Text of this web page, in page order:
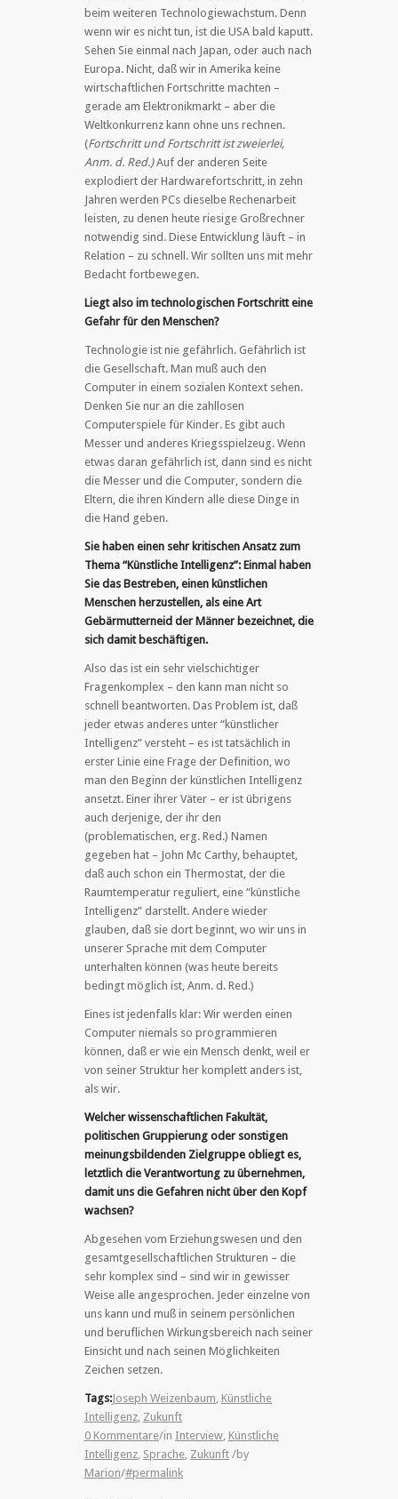
beim weiteren Technologiewachstum. Denn
wenn wir es nicht tun, ist die USA bald kaputt.
Sehen Sie einmal nach Japan, oder auch nach
Europa. Nicht, daß wir in Amerika keine
wirtschaftlichen Fortschritte machten –
gerade am Elektronikmarkt – aber die
Weltkonkurrenz kann ohne uns rechnen.
(Fortschritt und Fortschritt ist zweierlei,
Anm. d. Red.)Auf der anderen Seite
explodiert der Hardwarefortschritt, in zehn
Jahren werden PCs dieselbe Rechenarbeit
leisten, zu denen heute riesige Großrechner
notwendig sind. Diese Entwicklung läuft – in
Relation – zu schnell. Wir sollten uns mit mehr
Bedacht fortbewegen.
Liegt also im technologischen Fortschritt eine
Gefahr für den Menschen?
Technologie ist nie gefährlich. Gefährlich ist
die Gesellschaft. Man muß auch den
Computer in einem sozialen Kontext sehen.
Denken Sie nur an die zahllosen
Computerspiele für Kinder. Es gibt auch
Messer und anderes Kriegsspielzeug. Wenn
etwas daran gefährlich ist, dann sind es nicht
die Messer und die Computer, sondern die
Eltern, die ihren Kindern alle diese Dinge in
die Hand geben.
Sie haben einen sehr kritischen Ansatz zum
Thema “Künstliche Intelligenz”: Einmal haben
Sie das Bestreben, einen künstlichen
Menschen herzustellen, als eine Art
Gebärmutterneid der Männer bezeichnet, die
sich damit beschäftigen.
Also das ist ein sehr vielschichtiger
Fragenkomplex – den kann man nicht so
schnell beantworten. Das Problem ist, daß
jeder etwas anderes unter “künstlicher
Intelligenz” versteht – es ist tatsächlich in
erster Linie eine Frage der Definition, wo
man den Beginn der künstlichen Intelligenz
ansetzt. Einer ihrer Väter – er ist übrigens
auch derjenige, der ihr den
(problematischen, erg. Red.) Namen
gegeben hat – John Mc Carthy, behauptet,
daß auch schon ein Thermostat, der die
Raumtemperatur reguliert, eine “künstliche
Intelligenz” darstellt. Andere wieder
glauben, daß sie dort beginnt, wo wir uns in
unserer Sprache mit dem Computer
unterhalten können (was heute bereits
bedingt möglich ist, Anm. d. Red.)
Eines ist jedenfalls klar: Wir werden einen
Computer niemals so programmieren
können, daß er wie ein Mensch denkt, weil er
von seiner Struktur her komplett anders ist,
als wir.
Welcher wissenschaftlichen Fakultät,
politischen Gruppierung oder sonstigen
meinungsbildenden Zielgruppe obliegt es,
letztlich die Verantwortung zu übernehmen,
damit uns die Gefahren nicht über den Kopf
wachsen?
Abgesehen vom Erziehungswesen und den
gesamtgesellschaftlichen Strukturen – die
sehr komplex sind – sind wir in gewisser
Weise alle angesprochen. Jeder einzelne von
uns kann und muß in seinem persönlichen
und beruflichen Wirkungsbereich nach seiner
Einsicht und nach seinen Möglichkeiten
Zeichen setzen.
Tags:Joseph Weizenbaum, Künstliche
Intelligenz, Zukunft
0 Kommentare/in Interview, Künstliche
Intelligenz, Sprache, Zukunft /by
Marion/#permalink